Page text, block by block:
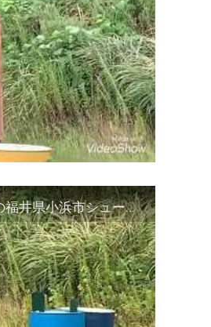
勢浜のサバゲーフィールド プレオープン 嶺南地区唯一の福井県小浜市シューティングレンジ エアガン